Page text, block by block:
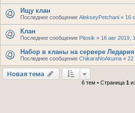
Ищу клан
Последнее сообщение AlekseyPetchani « 16
Клан
Последнее сообщение Pitosik « 16 авг 2019,
Набор в кланы на сервере Ледария
Последнее сообщение ChikaraNoAkuma « 22
Новая тема
6 тем • Страница 1